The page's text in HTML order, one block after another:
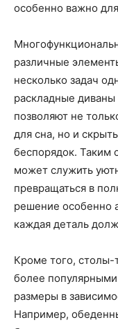
особенно важно
различные
несколько задач
раскладные
позволяют не
для сна, но и
беспорядок. Таким
может служить
превращаться в
решение особенно
каждая деталь
Кроме того, столы-
более
размеры в
Например,